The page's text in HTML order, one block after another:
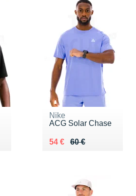
Nike
ACG Solar Chase
60 €
Au lieu de 60 €
54 €
Vendu 54 €